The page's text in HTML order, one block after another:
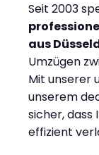
Seit 2003
aus
Umzügen
Mit unserer
unserem
sicher, dass
effizient